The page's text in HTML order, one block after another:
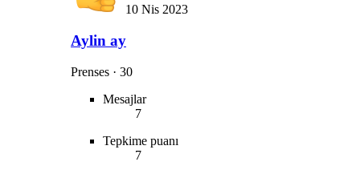
10 Nis 2023
Aylin ay
Prenses · 30
Mesajlar
7
Tepkime puanı
7